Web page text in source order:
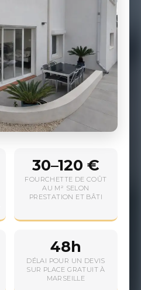
30–120 €
FOURCHETTE DE COÛT
AU M² SELON
PRESTATION ET BÂTI
48h
DÉLAI POUR UN DEVIS
SUR PLACE GRATUIT À
MARSEILLE